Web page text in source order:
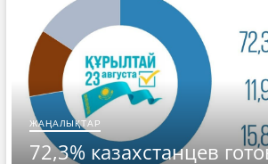
ЖАҢАЛЫҚТАР
72,3% казахстанцев